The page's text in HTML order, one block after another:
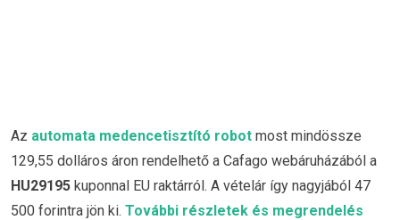
Az automata medencetisztító robot most mindössze
129,55 dolláros áron rendelhető a Cafago webáruházából a
HU29195 kuponnal EU raktárról. A vételár így nagyjából 47
500 forintra jön ki. További részletek és megrendelés